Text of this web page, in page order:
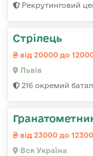
Рекрутинговий
Стрілець
від 20000 до
Львів
216 окремий
від 23000 до
Вся Україна